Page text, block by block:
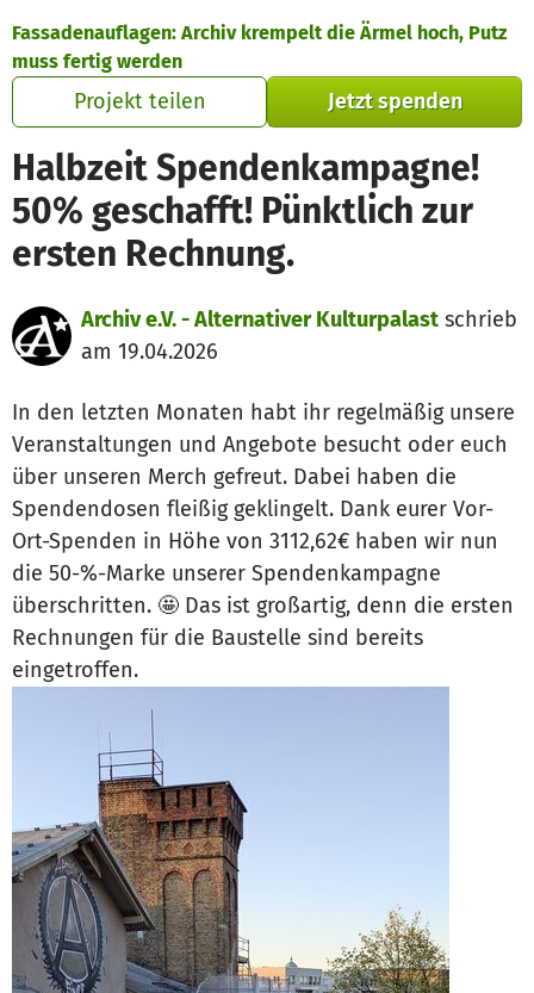
Fassadenauflagen: Archiv krempelt die Ärmel hoch, Putz
muss fertig werden
Projekt teilen Jetzt spenden
Halbzeit Spendenkampagne!
50% geschafft! Pünktlich zur
ersten Rechnung.
Archiv e.V. - Alternativer Kulturpalast schrieb
am 19.04.2026
In den letzten Monaten habt ihr regelmäßig unsere
Veranstaltungen und Angebote besucht oder euch
über unseren Merch gefreut. Dabei haben die
Spendendosen fleißig geklingelt. Dank eurer Vor-
Ort-Spenden in Höhe von 3112,62€ haben wir nun
die 50-%-Marke unserer Spendenkampagne
überschritten. 🤩 Das ist großartig, denn die ersten
Rechnungen für die Baustelle sind bereits
eingetroffen.